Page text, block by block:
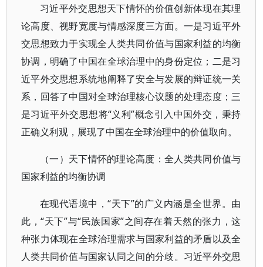
习近平外交思想天下情怀的价值创新体现在其理
论高度、视野宽度与情感深度三方面。一是习近平外
交思想致力于实现全人类共同价值与国家利益的均衡
协调，明确了中国在全球治理中的身份定位；二是习
近平外交思想系统地阐释了安全与发展的辩证统一关
系，回答了中国对全球治理核心议题的处理态度；三
是习近平外交思想将“义利”概念引入中国外交，秉持
正确义利观，展现了中国在全球治理中的价值取向。
（一）天下情怀的理论高度：全人类共同价值与
国家利益的均衡协调
在现代语境中，“天下”的广义内涵是全世界。由
此，“天下”与“民族国家”之间存在着天然的张力，这
种张力体现在全球治理需求与国家利益的矛盾以及全
人类共同价值与国家认同之间的分歧。习近平外交思